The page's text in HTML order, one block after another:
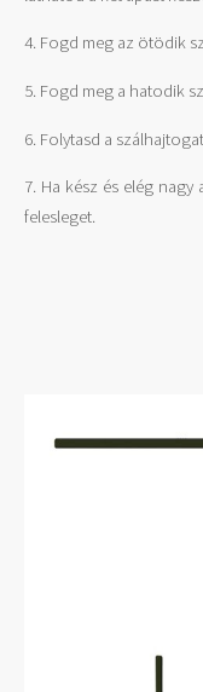
4. Fogd meg az ötödik
5. Fogd meg a hatodik
6. Folytasd a
7. Ha kész és elég
felesleget.